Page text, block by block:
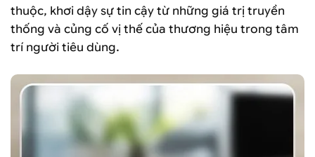
thuộc, khơi dậy sự tin cậy từ những giá trị truyền
thống và củng cố vị thế của thương hiệu trong tâm
trí người tiêu dùng.